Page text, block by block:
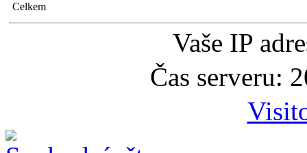
Celkem
Vaše IP
Čas serveru: